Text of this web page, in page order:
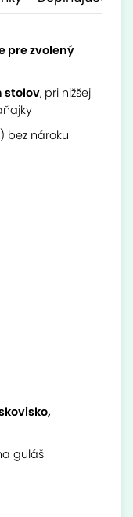
pre zvolený
stolov, pri nižšej
bez nároku
guláš